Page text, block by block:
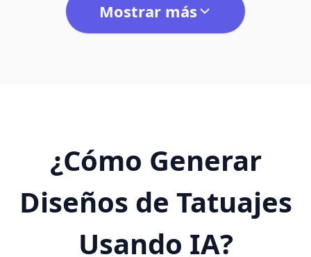
Mostrar más
¿Cómo Generar
Diseños de Tatuajes
Usando IA?